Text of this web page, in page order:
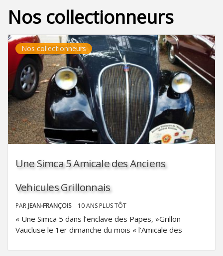
Nos collectionneurs
Nos collectionneurs
Une Simca 5 Amicale des Anciens
Vehicules Grillonnais
PAR JEAN-FRANÇOIS 10 ANS PLUS TÔT
« Une Simca 5 dans l’enclave des Papes, »Grillon
Vaucluse le 1er dimanche du mois « l’Amicale des